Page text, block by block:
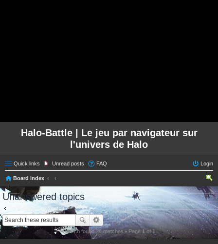
Halo-Battle | Le jeu par navigateur sur
l'univers de Halo
Quick links Unread posts FAQ Login
Board index
ear
ch
Unanswered topics
Go to advanced search
Search found 24 matches • Page1of1